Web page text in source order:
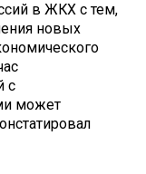
в ЖКХ с тем,
новых
с
может